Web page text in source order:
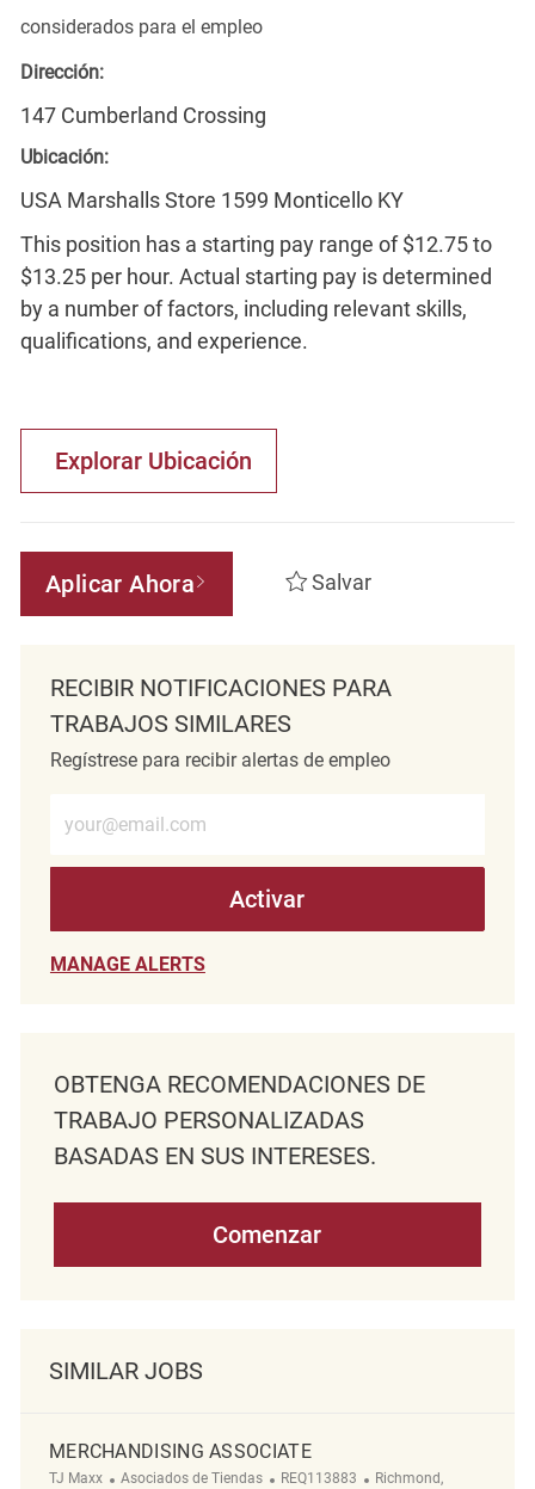
considerados para el empleo
Dirección:
147 Cumberland Crossing
Ubicación:
USA Marshalls Store 1599 Monticello KY
This position has a starting pay range of $12.75 to
$13.25 per hour. Actual starting pay is determined
by a number of factors, including relevant skills,
qualifications, and experience.
Explorar Ubicación
Aplicar Ahora Salvar
RECIBIR NOTIFICACIONES PARA
TRABAJOS SIMILARES
Regístrese para recibir alertas de empleo
Activar
MANAGE ALERTS
OBTENGA RECOMENDACIONES DE
TRABAJO PERSONALIZADAS
BASADAS EN SUS INTERESES.
Comenzar
SIMILAR JOBS
MERCHANDISING ASSOCIATE
TJ Maxx Categoría
Asociados de Tiendas ReqId
REQ113883 Ubicación
Richmond,